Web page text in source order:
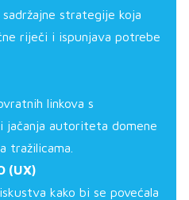
strategije koja
riječi i ispunjava potrebe
linkova s
autoriteta domene
tražilicama.
(UX)
kako bi se povećala